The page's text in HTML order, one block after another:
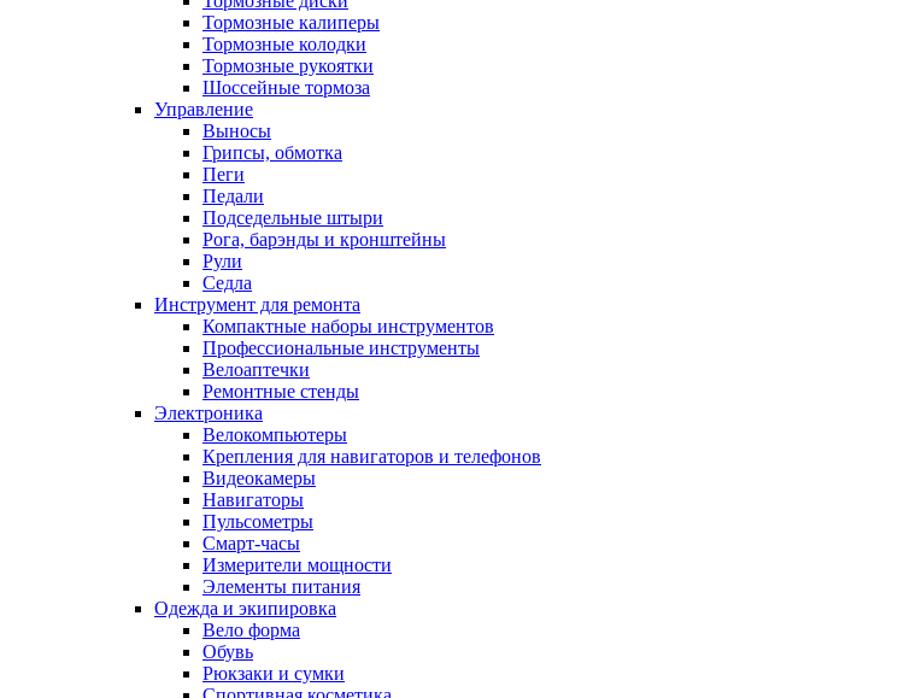
Тормозные калиперы
Тормозные колодки
Тормозные рукоятки
Шоссейные тормоза
Управление
Выносы
Грипсы, обмотка
Пеги
Педали
Подседельные штыри
Рога, барэнды и кронштейны
Рули
Седла
Инструмент для ремонта
Компактные наборы инструментов
Профессиональные инструменты
Велоаптечки
Ремонтные стенды
Электроника
Велокомпьютеры
Крепления для навигаторов и телефонов
Видеокамеры
Навигаторы
Пульсометры
Смарт-часы
Измерители мощности
Элементы питания
Одежда и экипировка
Вело форма
Обувь
Рюкзаки и сумки